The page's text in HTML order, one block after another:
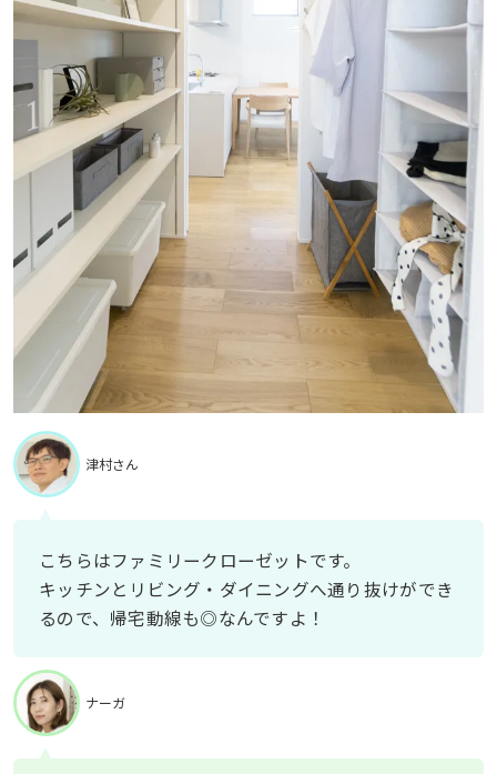
津村さん
こちらはファミリークローゼットです。
キッチンとリビング・ダイニングへ通り抜けができ
るので、帰宅動線も◎なんですよ！
ナーガ